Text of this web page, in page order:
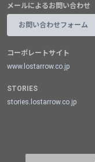
メールによるお問い合わせ
お問い合わせフォーム
コーポレートサイト
www.lostarrow.co.jp
STORIES
stories.lostarrow.co.jp